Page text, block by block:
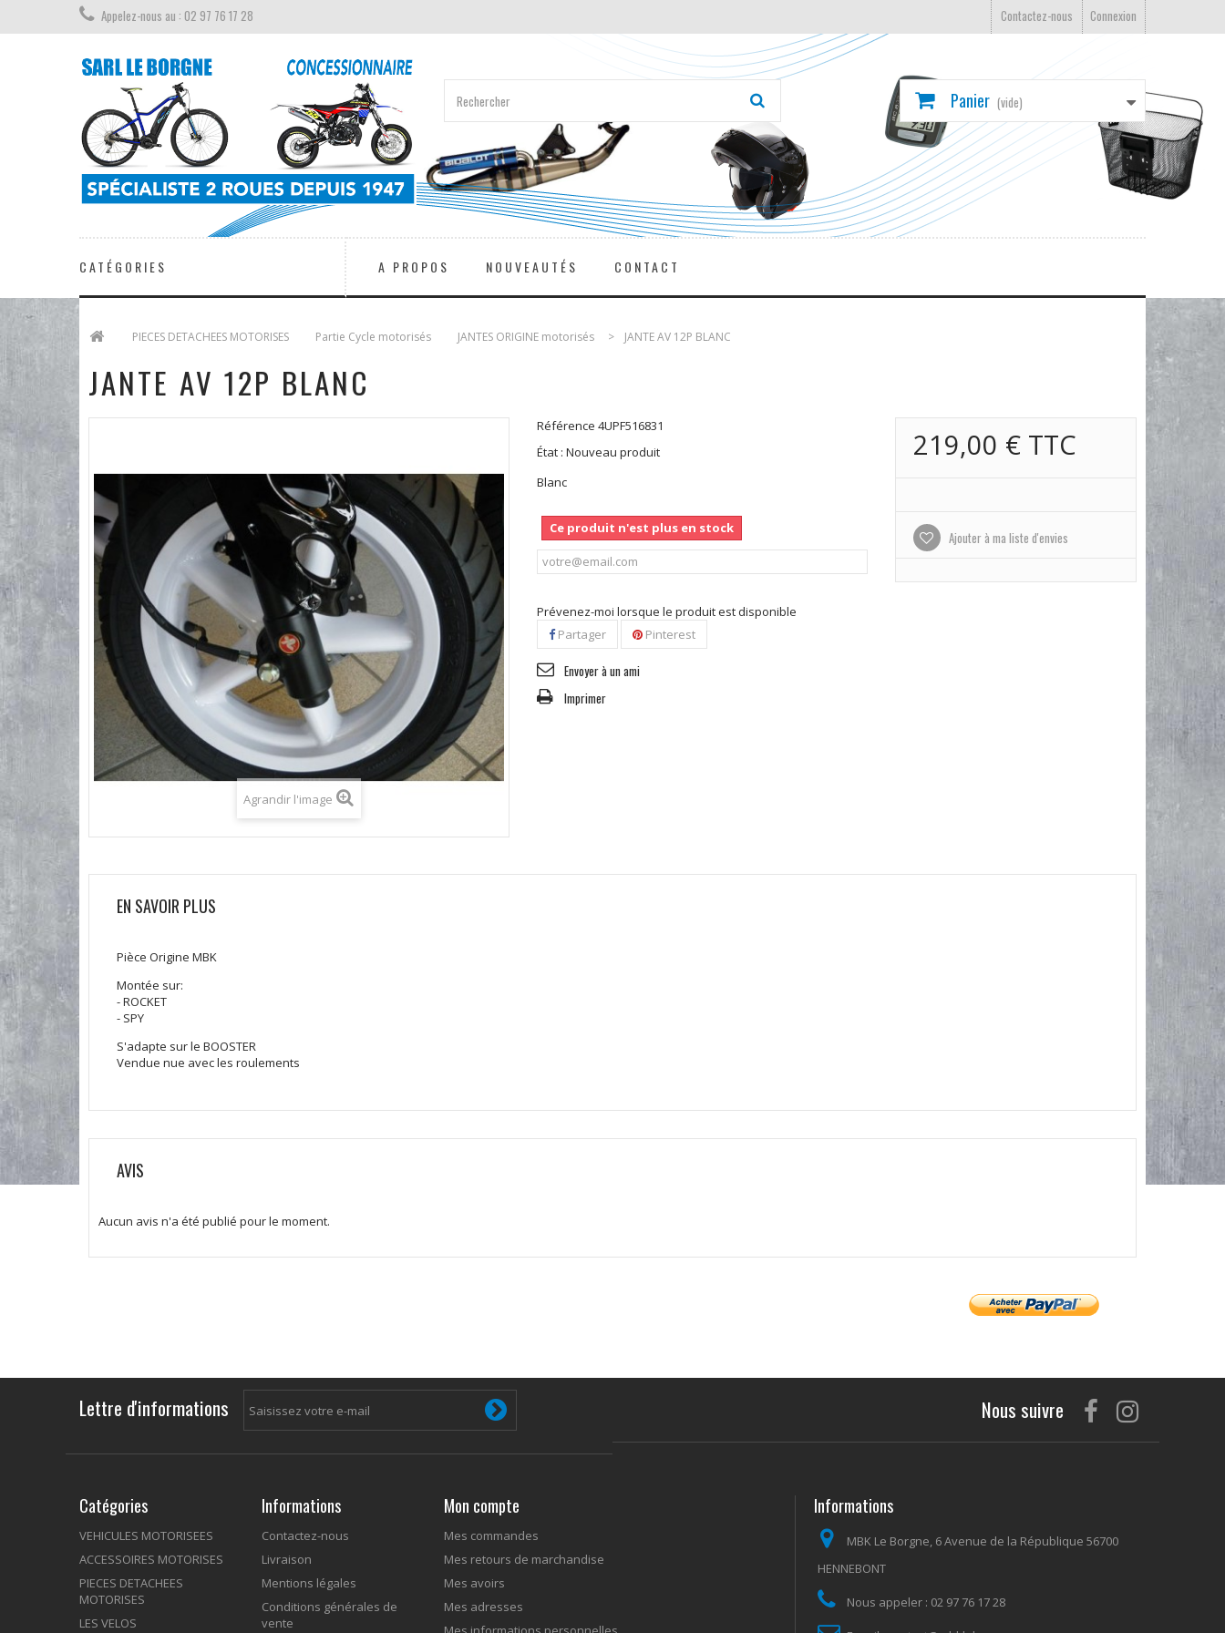
Connexion
Contactez-nous
Appelez-nous au : 02 97 76 17 28
Panier (vide)
CATÉGORIES A PROPOS NOUVEAUTÉS CONTACT
PIECES DETACHEES MOTORISES Partie Cycle motorisés JANTES ORIGINE motorisés > JANTE AV 12P BLANC
JANTE AV 12P BLANC
Agrandir l'image
Référence 4UPF516831
État : Nouveau produit
Blanc
Ce produit n'est plus en stock
Prévenez-moi lorsque le produit est disponible
Partager
Pinterest
Envoyer à un ami
Imprimer
219,00 €TTC
Ajouter à ma liste d'envies
EN SAVOIR PLUS
Pièce Origine MBK
Montée sur:
- ROCKET
- SPY
S'adapte sur le BOOSTER
Vendue nue avec les roulements
AVIS
Aucun avis n'a été publié pour le moment.
Lettre d'informations Nous suivre
Catégories
VEHICULES MOTORISEES
ACCESSOIRES MOTORISES
PIECES DETACHEES
MOTORISES
LES VELOS
Informations
Contactez-nous
Livraison
Mentions légales
Conditions générales de
vente
Mon compte
Mes commandes
Mes retours de marchandise
Mes avoirs
Mes adresses
Informations
MBK Le Borgne, 6 Avenue de la République 56700
HENNEBONT
Nous appeler : 02 97 76 17 28